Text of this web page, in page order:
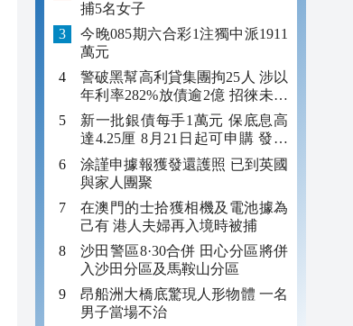
捕5名女子
今晚085期六合彩1注獨中派1911
萬元
警破黑幫高利貸集團拘25人 涉以
年利率282%放債逾2億 招徠未成
年追數
新一批銀債每手1萬元 保底息高
達4.25厘 8月21日起可申購 發行
金額最多550億
涂謹申據報獲發還護照 已到英國
與家人團聚
在澳門的士拾獲相機及電池據為
己有 港人夫婦再入境時被捕
沙田警區8·30合併 田心分區將併
入沙田分區及馬鞍山分區
昂船洲大橋底驚現人形物體 一名
男子當場不治